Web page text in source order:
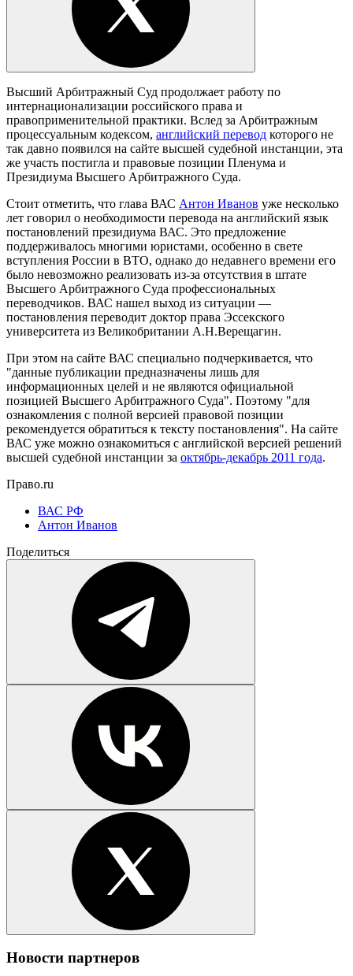
Высший Арбитражный Суд продолжает работу по
интернационализации российского права и
правоприменительной практики. Вслед за Арбитражным
процессуальным кодексом, английский перевод которого не
так давно появился на сайте высшей судебной инстанции, эта
же участь постигла и правовые позиции Пленума и
Президиума Высшего Арбитражного Суда.
Стоит отметить, что глава ВАС Антон Иванов уже несколько
лет говорил о необходимости перевода на английский язык
постановлений президиума ВАС. Это предложение
поддерживалось многими юристами, особенно в свете
вступления России в ВТО, однако до недавнего времени его
было невозможно реализовать из-за отсутствия в штате
Высшего Арбитражного Суда профессиональных
переводчиков. ВАС нашел выход из ситуации —
постановления переводит доктор права Эссекского
университета из Великобритании А.Н.Верещагин.
При этом на сайте ВАС специально подчеркивается, что
"данные публикации предназначены лишь для
информационных целей и не являются официальной
позицией Высшего Арбитражного Суда". Поэтому "для
ознакомления с полной версией правовой позиции
рекомендуется обратиться к тексту постановления". На сайте
ВАС уже можно ознакомиться с английской версией решений
высшей судебной инстанции за октябрь-декабрь 2011 года.
Право.ru
ВАС РФ
Антон Иванов
Поделиться
Новости партнеров